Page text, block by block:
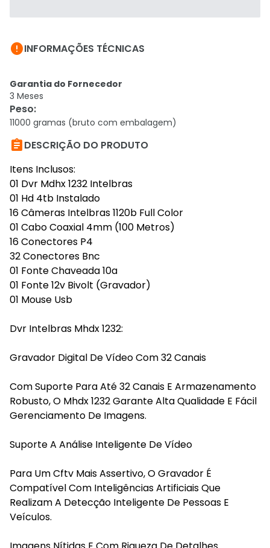
INFORMAÇÕES TÉCNICAS
Garantia do Fornecedor
3 Meses
Peso:
11000 gramas (bruto com embalagem)
DESCRIÇÃO DO PRODUTO
Itens Inclusos:
01 Dvr Mdhx 1232 Intelbras
01 Hd 4tb Instalado
16 Câmeras Intelbras 1120b Full Color
01 Cabo Coaxial 4mm (100 Metros)
16 Conectores P4
32 Conectores Bnc
01 Fonte Chaveada 10a
01 Fonte 12v Bivolt (Gravador)
01 Mouse Usb
Dvr Intelbras Mhdx 1232:
Gravador Digital De Vídeo Com 32 Canais
Com Suporte Para Até 32 Canais E Armazenamento
Robusto, O Mhdx 1232 Garante Alta Qualidade E Fácil
Gerenciamento De Imagens.
Suporte A Análise Inteligente De Vídeo
Para Um Cftv Mais Assertivo, O Gravador É
Compatível Com Inteligências Artificiais Que
Realizam A Detecção Inteligente De Pessoas E
Veículos.